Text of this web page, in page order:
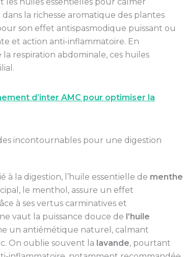
la richesse aromatique des plantes
son effet antispasmodique puissant ou
et action anti-inflammatoire. En
respiration abdominale, ces huiles
d’inter AMC pour optimiser la
incontournables pour une digestion
à la digestion, l’huile essentielle de menthe
le menthol, assure un effet
à ses vertus carminatives et
vaut la puissance douce de l’huile
un antiémétique naturel, calmant
On oublie souvent la lavande, pourtant